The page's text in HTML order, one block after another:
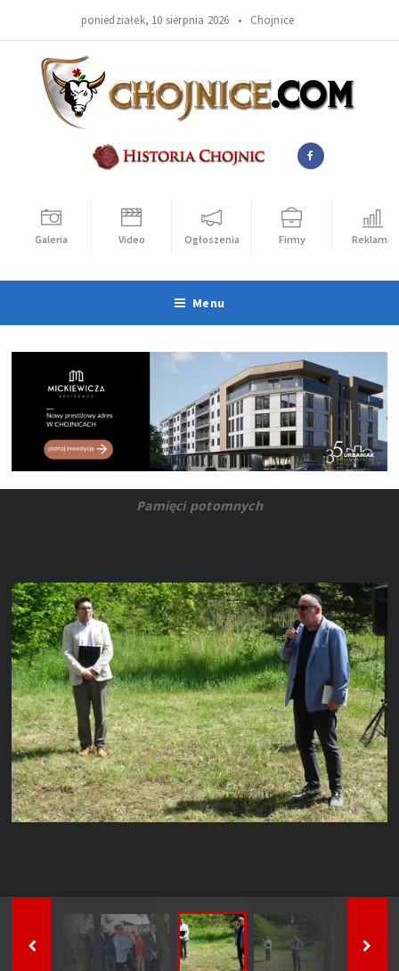
poniedziałek, 10 sierpnia 2026 • Chojnice
Galeria Video Ogłoszenia Firmy Reklama
Menu
Pamięci potomnych